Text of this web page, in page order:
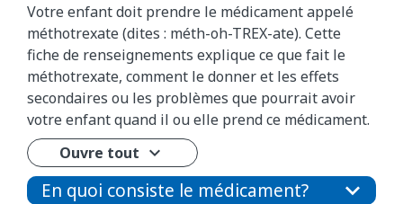
Votre enfant doit prendre le médicament appelé
méthotrexate (dites : méth-oh-TREX-ate). Cette
fiche de renseignements explique ce que fait le
méthotrexate, comment le donner et les effets
secondaires ou les problèmes que pourrait avoir
votre enfant quand il ou elle prend ce médicament.
Ouvre tout
En quoi consiste le médicament?